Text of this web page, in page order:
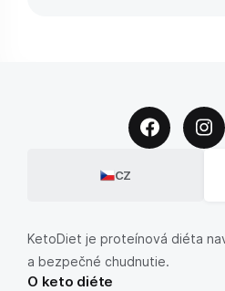
CZ
KetoDiet je proteínová diéta
a bezpečné chudnutie.
O keto diéte